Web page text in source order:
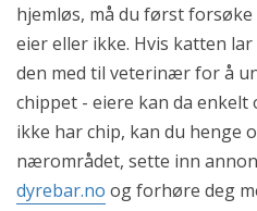
hjemløs, må du først
eier eller ikke. Hvis katten
den med til veterinær for å
chippet - eiere kan da enkelt
ikke har chip, kan du henge
nærområdet, sette inn
dyrebar.no og forhøre deg